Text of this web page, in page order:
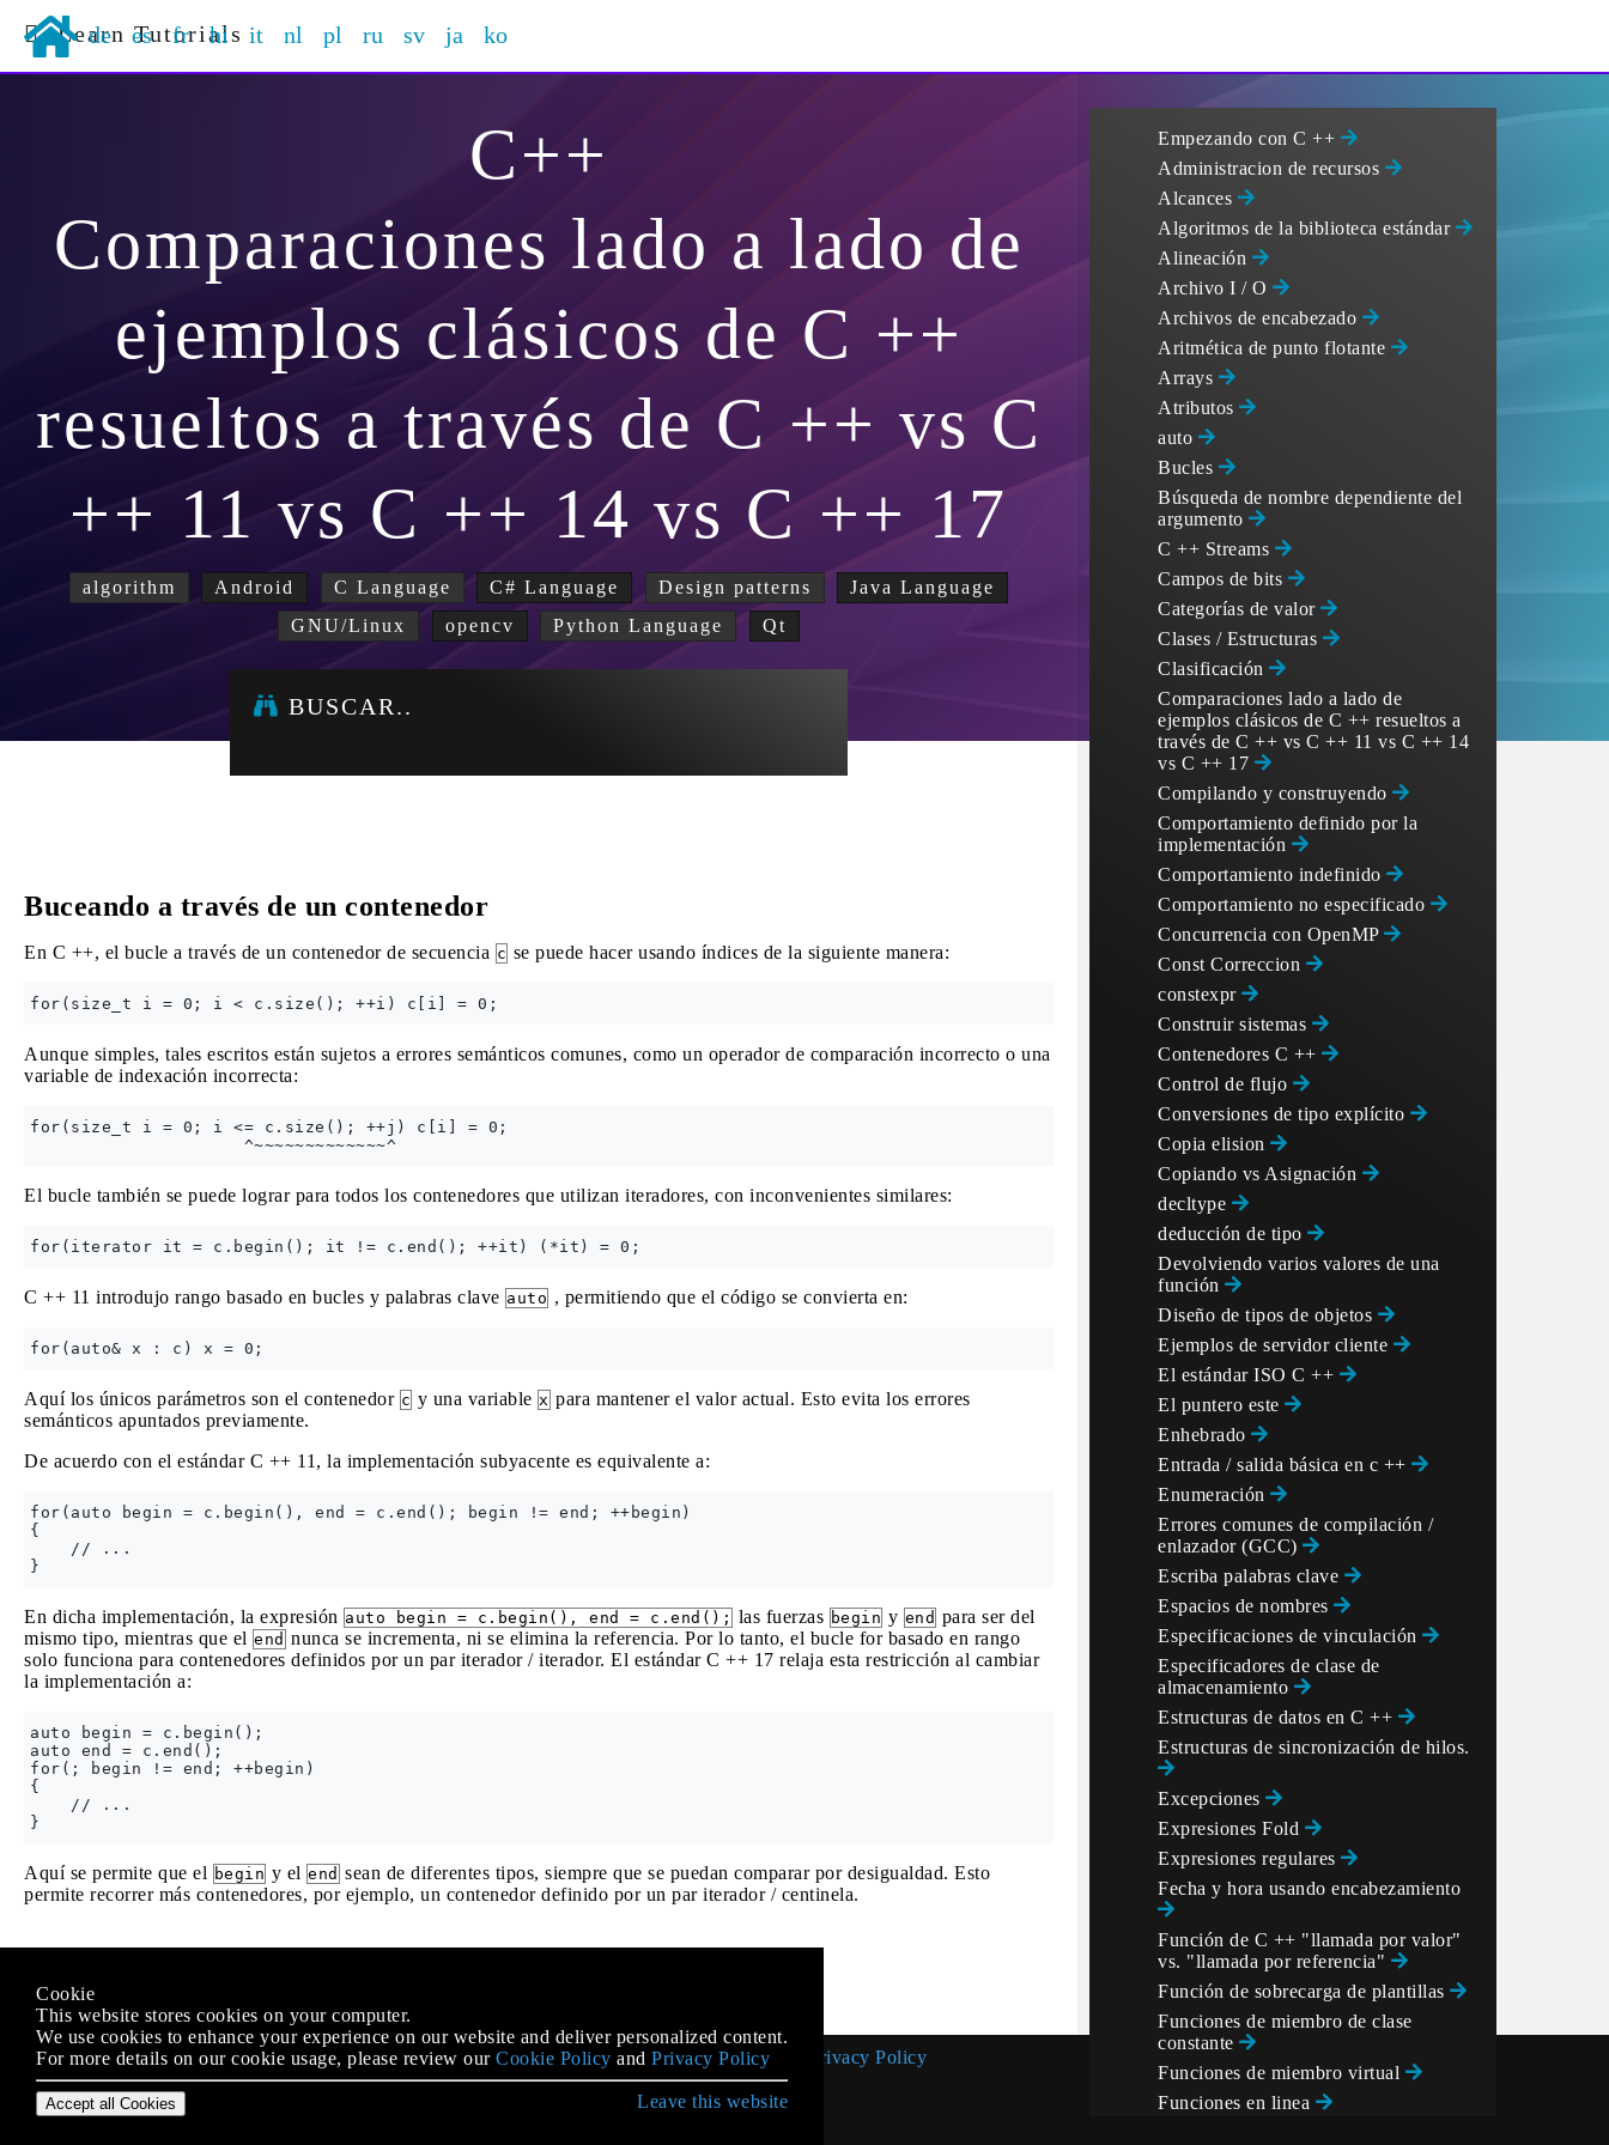
Learn Tutorials
de es fr hi it nl pl ru sv ja ko
C++
Comparaciones lado a lado de
ejemplos clásicos de C ++
resueltos a través de C ++ vs C
++ 11 vs C ++ 14 vs C ++ 17
algorithm Android C Language C# Language Design patterns
Java Language
GNU/Linux
opencv Python Language Qt
BUSCAR..
Buceando a través de un contenedor
En C ++, el bucle a través de un contenedor de secuencia c se puede hacer usando índices de la siguiente manera:
Aunque simples, tales escritos están sujetos a errores semánticos comunes, como un operador de comparación incorrecto o una
variable de indexación incorrecta:
for(size_t i = 0; i <= c.size(); ++j) c[i] = 0;
El bucle también se puede lograr para todos los contenedores que utilizan iteradores, con inconvenientes similares:
C ++ 11 introdujo rango basado en bucles y palabras clave auto , permitiendo que el código se convierta en:
Aquí los únicos parámetros son el contenedor c y una variable x para mantener el valor actual. Esto evita los errores
semánticos apuntados previamente.
De acuerdo con el estándar C ++ 11, la implementación subyacente es equivalente a:
for(auto begin = c.begin(), end = c.end(); begin != end; ++begin)
{
    // ...
En dicha implementación, la expresión auto begin = c.begin(), end = c.end(); las fuerzas begin y end para ser del
mismo tipo, mientras que el end nunca se incrementa, ni se elimina la referencia. Por lo tanto, el bucle for basado en rango
solo funciona para contenedores definidos por un par iterador / iterador. El estándar C ++ 17 relaja esta restricción al cambiar
la implementación a:
auto begin = c.begin();
auto end = c.end();
for(; begin != end; ++begin)
{
    // ...
Aquí se permite que el begin y el end sean de diferentes tipos, siempre que se puedan comparar por desigualdad. Esto
permite recorrer más contenedores, por ejemplo, un contenedor definido por un par iterador / centinela.
Licenciado bajo
No afiliado aStack Overflow
Empezando con C ++
Administracion de recursos
Alcances
Algoritmos de la biblioteca estándar
Alineación
Archivo I / O
Archivos de encabezado
Aritmética de punto flotante
Arrays
Atributos
auto
Bucles
Búsqueda de nombre dependiente del
argumento
C ++ Streams
Campos de bits
Categorías de valor
Clases / Estructuras
Clasificación
Comparaciones lado a lado de
ejemplos clásicos de C ++ resueltos a
través de C ++ vs C ++ 11 vs C ++ 14
vs C ++ 17
Compilando y construyendo
Comportamiento definido por la
implementación
Comportamiento indefinido
Comportamiento no especificado
Concurrencia con OpenMP
Const Correccion
constexpr
Construir sistemas
Contenedores C ++
Control de flujo
Conversiones de tipo explícito
Copia elision
Copiando vs Asignación
decltype
deducción de tipo
Devolviendo varios valores de una
función
Diseño de tipos de objetos
Ejemplos de servidor cliente
El estándar ISO C ++
El puntero este
Enhebrado
Entrada / salida básica en c ++
Enumeración
Errores comunes de compilación /
enlazador (GCC)
Escriba palabras clave
Espacios de nombres
Especificaciones de vinculación
Especificadores de clase de
almacenamiento
Estructuras de datos en C ++
Estructuras de sincronización de hilos.
Excepciones
Expresiones Fold
Expresiones regulares
Fecha y hora usando encabezamiento
Función de C ++ "llamada por valor"
vs. "llamada por referencia"
Función de sobrecarga de plantillas
Funciones de miembro de clase
constante
Funciones de miembro virtual
Funciones en linea
Cookie Policy Privacy Policy
Cookie
This website stores cookies on your computer.
We use cookies to enhance your experience on our website and deliver personalized content.
For more details on our cookie usage, please review our Cookie Policy and Privacy Policy
Accept all Cookies Leave this website